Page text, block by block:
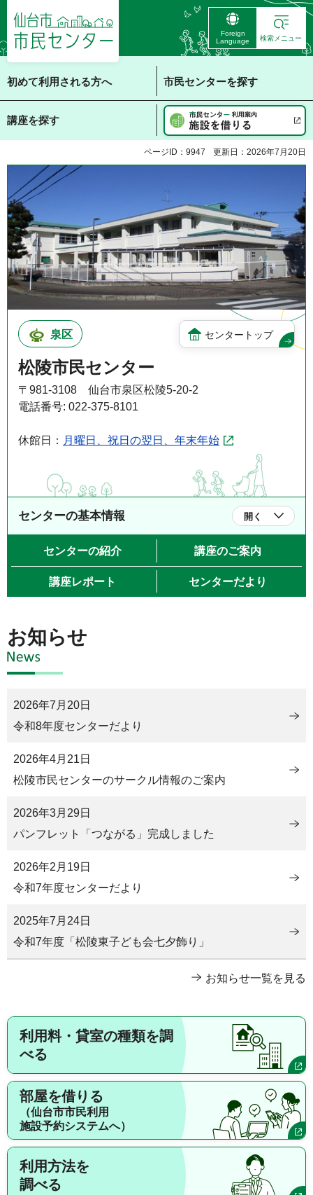
仙台市 市民センタ
ー
Foreign
Language
検索メニュー
初めて利用される方へ 市民センターを探す
講座を探す
ページID：9947 更新日：2026年7月20日
泉区 センタートップ
松陵市民センター
〒981-3108 仙台市泉区松陵5-20-2
電話番号: 022-375-8101
休館日： 月曜日、祝日の翌日、年末年始
センターの基本情報 開く
センターの紹介 講座のご案内
講座レポート センターだより
お知らせ
2026年7月20日
令和8年度センターだより
2026年4月21日
松陵市民センターのサークル情報のご案内
2026年3月29日
パンフレット「つながる」完成しました
2026年2月19日
令和7年度センターだより
2025年7月24日
令和7年度「松陵東子ども会七夕飾り」
お知らせ一覧を見る
利用料・貸室の種類を調
べる
部屋を借りる
（仙台市市民利用
施設予約システムへ）
利用方法を
調べる